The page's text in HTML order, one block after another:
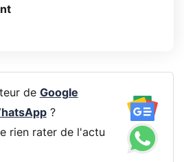
de Google
?
rien rater de l'actu